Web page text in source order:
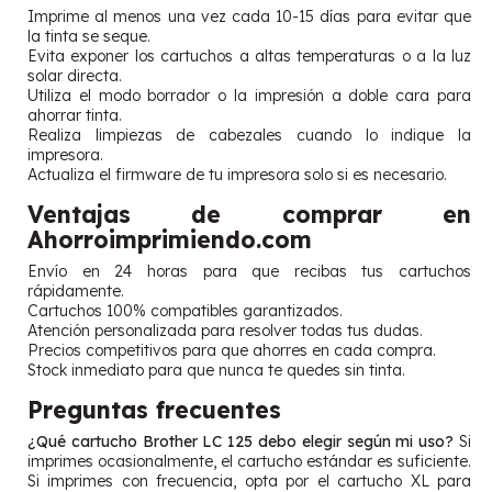
Imprime al menos una vez cada 10-15 días para evitar que
la tinta se seque.
Evita exponer los cartuchos a altas temperaturas o a la luz
solar directa.
Utiliza el modo borrador o la impresión a doble cara para
ahorrar tinta.
Realiza limpiezas de cabezales cuando lo indique la
impresora.
Actualiza el firmware de tu impresora solo si es necesario.
Ventajas de comprar en
Ahorroimprimiendo.com
Envío en 24 horas para que recibas tus cartuchos
rápidamente.
Cartuchos 100% compatibles garantizados.
Atención personalizada para resolver todas tus dudas.
Precios competitivos para que ahorres en cada compra.
Stock inmediato para que nunca te quedes sin tinta.
Preguntas frecuentes
¿Qué cartucho Brother LC 125 debo elegir según mi uso? Si
imprimes ocasionalmente, el cartucho estándar es suficiente.
Si imprimes con frecuencia, opta por el cartucho XL para